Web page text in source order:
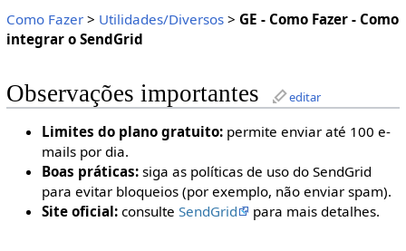
Como Fazer> Utilidades/Diversos> GE - Como Fazer - Como
integrar o SendGrid
Observações importantes editar
Limites do plano gratuito: permite enviar até 100 e-
mails por dia.
Boas práticas: siga as políticas de uso do SendGrid
para evitar bloqueios (por exemplo, não enviar spam).
Site oficial: consulteSendGrid para mais detalhes.